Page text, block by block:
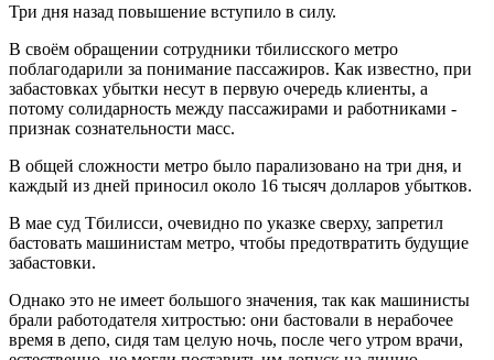
Три дня назад повышение вступило в силу.
В своём обращении сотрудники тбилисского метро
поблагодарили за понимание пассажиров. Как известно, при
забастовках убытки несут в первую очередь клиенты, а
потому солидарность между пассажирами и работниками -
признак сознательности масс.
В общей сложности метро было парализовано на три дня, и
каждый из дней приносил около 16 тысяч долларов убытков.
В мае суд Тбилисси, очевидно по указке сверху, запретил
бастовать машинистам метро, чтобы предотвратить будущие
забастовки.
Однако это не имеет большого значения, так как машинисты
брали работодателя хитростью: они бастовали в нерабочее
время в депо, сидя там целую ночь, после чего утром врачи,